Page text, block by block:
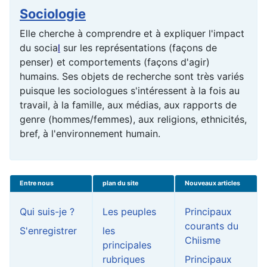
Sociologie
Elle cherche à comprendre et à expliquer l'impact
du social sur les représentations (façons de
penser) et comportements (façons d'agir)
humains. Ses objets de recherche sont très variés
puisque les sociologues s'intéressent à la fois au
travail, à la famille, aux médias, aux rapports de
genre (hommes/femmes), aux religions, ethnicités,
bref, à l'environnement humain.
Entre nous
Qui suis-je ?
S'enregistrer
plan du site
Les peuples
les
principales
rubriques
Nouveaux articles
Principaux
courants du
Chiisme
Principaux